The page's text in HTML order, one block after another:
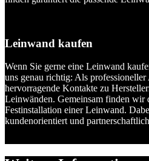
Leinwand kaufen
Wenn Sie gerne eine Leinwand
uns genau richtig: Als
hervorragende Kontakte zu
Leinwänden. Gemeinsam finden wir
Festinstallation einer Leinwand.
kundenorientiert und partnerschaftlich